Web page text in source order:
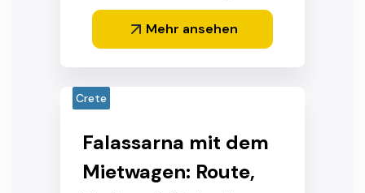
Kreta für alle Ihre
InselabenteuerMehr ansehen
Crete
Falassarna mit dem
Mietwagen: Route,